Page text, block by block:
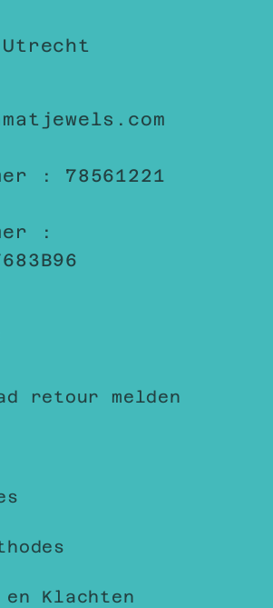
Utrecht
: 78561221
:
retour melden
Klachten